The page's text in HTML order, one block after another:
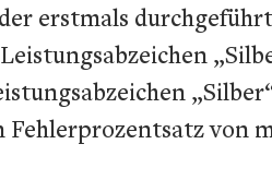
erstmals
von